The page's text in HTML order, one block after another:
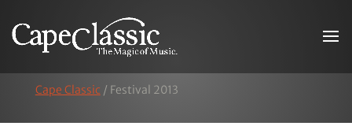
Cape Classic/ Festival 2013